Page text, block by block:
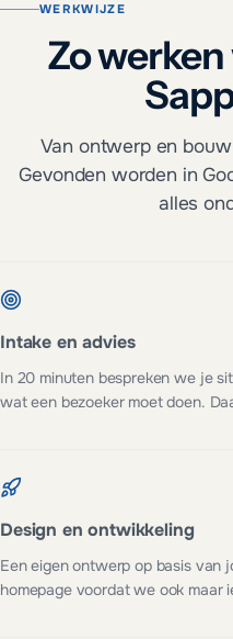
WERKWIJZE
Zo
Van ontwerp en
Gevonden worden in
alles
Intake en advies
In 20 minuten bespreken we je
wat een bezoeker moet doen.
Design en ontwikkeling
Een eigen ontwerp op basis van
homepage voordat we ook maar